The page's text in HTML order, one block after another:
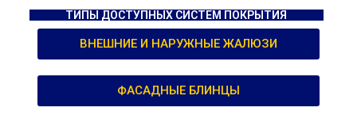
ТИПЫ ДОСТУПНЫХ СИСТЕМ ПОКРЫТИЯ
ВНЕШНИЕ И НАРУЖНЫЕ ЖАЛЮЗИ
ФАСАДНЫЕ БЛИНЦЫ